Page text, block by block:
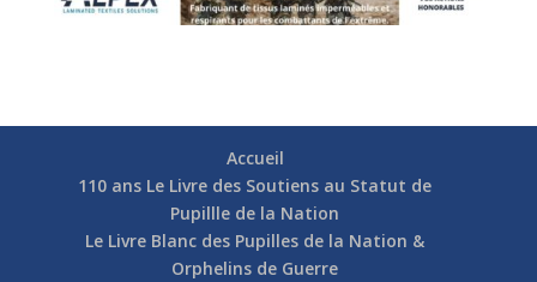
Accueil
110 ans Le Livre des Soutiens au Statut de
Pupillle de la Nation
Le Livre Blanc des Pupilles de la Nation &
Orphelins de Guerre